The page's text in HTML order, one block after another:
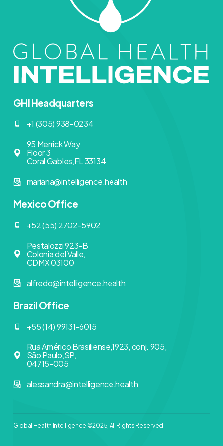
GHI Headquarters
+1 (305) 938-0234
95 Merrick Way
Floor 3
Coral Gables,FL 33134
mariana@intelligence.health
Mexico Office
+52 (55) 2702-5902
Pestalozzi 923-B
Colonia del Valle,
CDMX 03100
alfredo@intelligence.health
Brazil Office
+55 (14) 99131-6015
Rua Américo Brasiliense,1923, conj. 905,
São Paulo,SP,
04715-005
alessandra@intelligence.health
Global Health Intelligence ©2025, All Rights Reserved.